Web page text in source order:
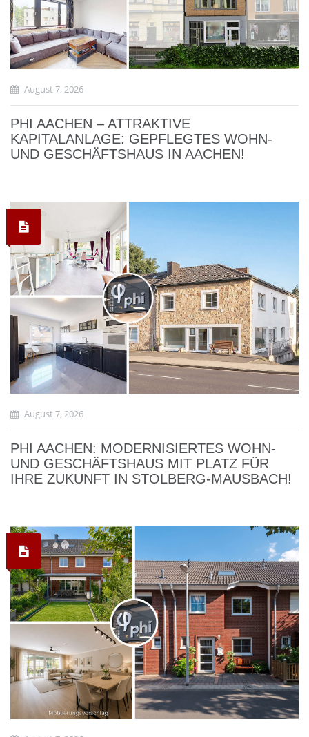
August 7, 2026
PHI AACHEN – ATTRAKTIVE
KAPITALANLAGE: GEPFLEGTES WOHN-
UND GESCHÄFTSHAUS IN AACHEN!
August 7, 2026
PHI AACHEN: MODERNISIERTES WOHN-
UND GESCHÄFTSHAUS MIT PLATZ FÜR
IHRE ZUKUNFT IN STOLBERG-MAUSBACH!